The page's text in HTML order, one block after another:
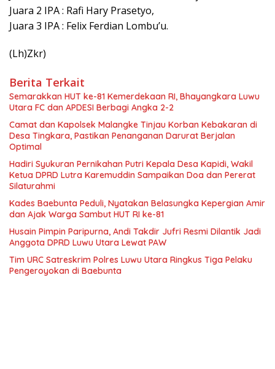
Juara 2 IPA : Rafi Hary Prasetyo,
Juara 3 IPA : Felix Ferdian Lombu’u.
(Lh)Zkr)
Berita Terkait
Semarakkan HUT ke-81 Kemerdekaan RI, Bhayangkara Luwu
Utara FC dan APDESI Berbagi Angka 2-2
Camat dan Kapolsek Malangke Tinjau Korban Kebakaran di
Desa Tingkara, Pastikan Penanganan Darurat Berjalan
Optimal
Hadiri Syukuran Pernikahan Putri Kepala Desa Kapidi, Wakil
Ketua DPRD Lutra Karemuddin Sampaikan Doa dan Pererat
Silaturahmi
Kades Baebunta Peduli, Nyatakan Belasungka Kepergian Amir
dan Ajak Warga Sambut HUT RI ke-81
Husain Pimpin Paripurna, Andi Takdir Jufri Resmi Dilantik Jadi
Anggota DPRD Luwu Utara Lewat PAW
Tim URC Satreskrim Polres Luwu Utara Ringkus Tiga Pelaku
Pengeroyokan di Baebunta